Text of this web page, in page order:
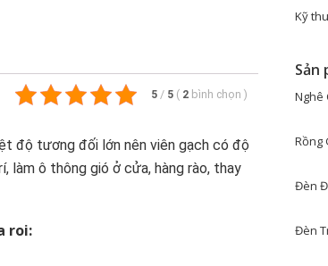
5 / 5 ( 2 bình chọn )
độ tương đối lớn nên viên gạch có độ
làm ô thông gió ở cửa, hàng rào, thay
roi:
Kỹ
Sản
Nghê
Rồng
Đèn
Đèn